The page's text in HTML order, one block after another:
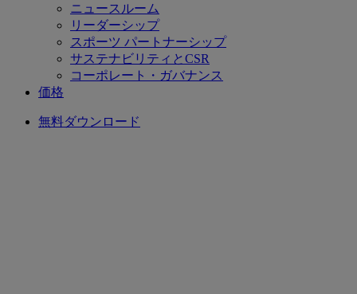
ニュースルーム
リーダーシップ
スポーツ パートナーシップ
サステナビリティとCSR
コーポレート・ガバナンス
価格
無料ダウンロード